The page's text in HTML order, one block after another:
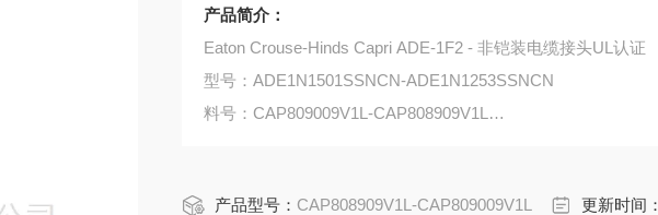
产品简介：
Eaton Crouse-Hinds Capri ADE-1F2 - 非铠装电缆接头UL认证
型号：ADE1N1501SSNCN-ADE1N1253SSNCN
料号：CAP809009V1L-CAP808909V1L
产品型号： CAP808909V1L-CAP809009V1L 更新时间：